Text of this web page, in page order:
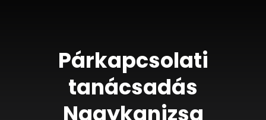
Párkapcsolati
tanácsadás
Nagykanizsa